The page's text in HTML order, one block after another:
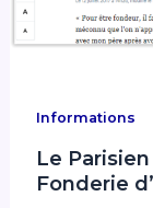
Informations
Le
Fonderie